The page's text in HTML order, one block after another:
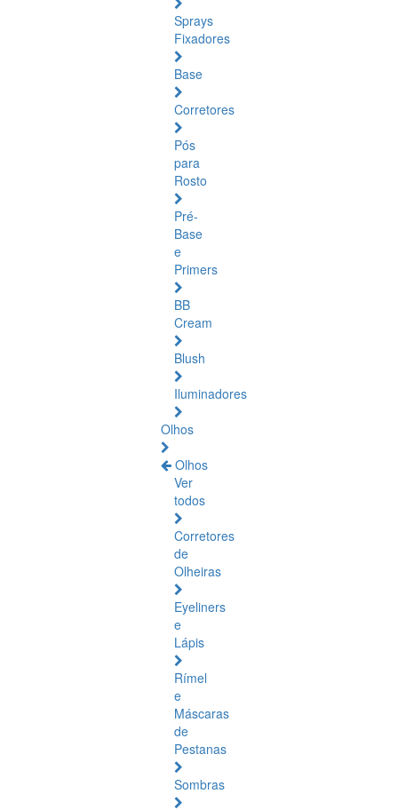
Sprays
Fixadores
Base
Corretores
Pós
para
Rosto
Pré-
Base
e
Primers
BB
Cream
Blush
Iluminadores
Olhos
Olhos
Ver
todos
Corretores
de
Olheiras
Eyeliners
e
Lápis
Rímel
e
Máscaras
de
Pestanas
Sombras